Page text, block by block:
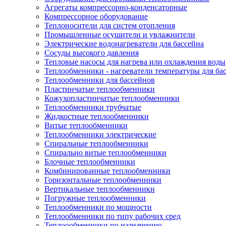
Агрегаты компрессорно-конденсаторные
Компрессорное оборудование
Теплоносители для систем отопления
Промышленные осушители и увлажнители
Электрические водонагреватели для бассейна
Сосуды высокого давления
Тепловые насосы для нагрева или охлаждения воды
Теплообменники - нагреватели температуры для
Теплообменники для бассейнов
Пластинчатые теплообменники
Кожухопластинчатые теплообменники
Теплообменники трубчатые
Жидкостные теплообменники
Витые теплообменники
Теплообменники электрические
Спиральные теплообменники
Спирально витые теплообменники
Блочные теплообменники
Комбинированные теплообменники
Горизонтальные теплообменники
Вертикальные теплообменники
Погружные теплообменники
Теплообменники по мощности
Теплообменники по типу рабочих сред